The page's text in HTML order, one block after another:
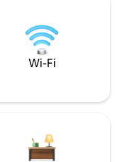
Wi-Fi